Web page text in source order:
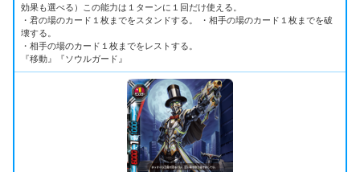
効果も選べる）この能力は１ターンに１回だけ使える。
・君の場のカード１枚までをスタンドする。 ・相手の場のカード１枚までを破
壊する。
・相手の場のカード１枚までをレストする。
『移動』『ソウルガード』